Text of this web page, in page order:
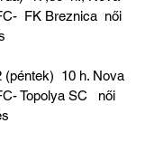
FK Breznica  női
Topolya SC   női